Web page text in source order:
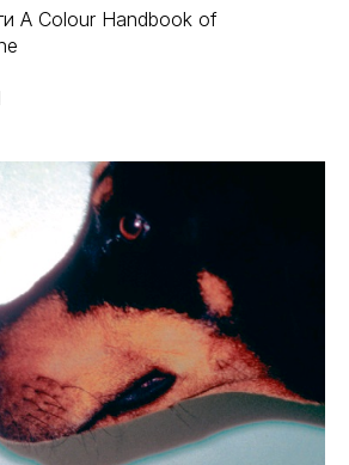
A Colour Handbook of